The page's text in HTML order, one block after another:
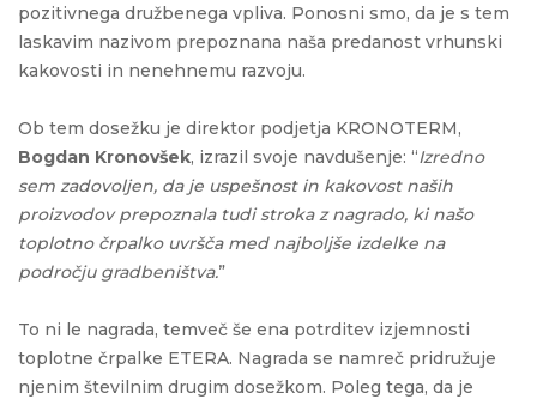
pozitivnega družbenega vpliva. Ponosni smo, da je s tem
laskavim nazivom prepoznana naša predanost vrhunski
kakovosti in nenehnemu razvoju.
Ob tem dosežku je direktor podjetja KRONOTERM,
Bogdan Kronovšek, izrazil svoje navdušenje: “Izredno
sem zadovoljen, da je uspešnost in kakovost naših
proizvodov prepoznala tudi stroka z nagrado, ki našo
toplotno črpalko uvršča med najboljše izdelke na
področju gradbeništva.”
To ni le nagrada, temveč še ena potrditev izjemnosti
toplotne črpalke ETERA. Nagrada se namreč pridružuje
njenim številnim drugim dosežkom. Poleg tega, da je